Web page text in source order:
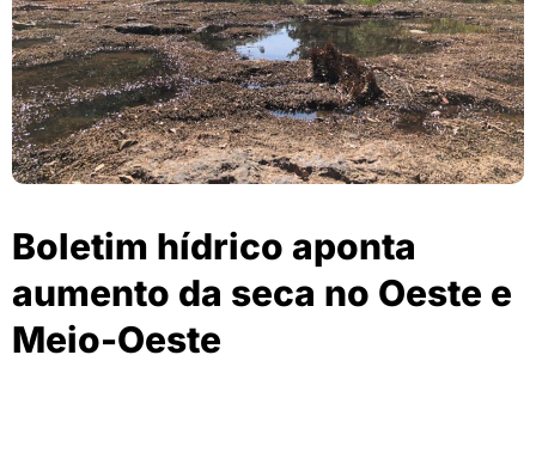
Boletim hídrico aponta
aumento da seca no Oeste e
Meio-Oeste